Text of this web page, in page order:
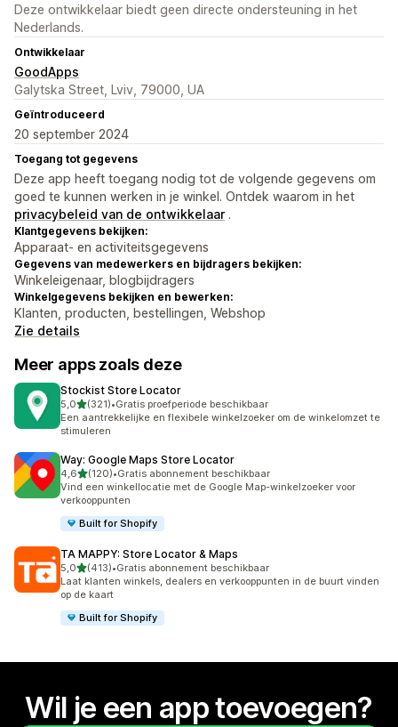
Deze ontwikkelaar biedt geen directe ondersteuning in het
Nederlands.
Ontwikkelaar
GoodApps
Galytska Street, Lviv, 79000, UA
Geïntroduceerd
20 september 2024
Toegang tot gegevens
Deze app heeft toegang nodig tot de volgende gegevens om
goed te kunnen werken in je winkel. Ontdek waarom in het
privacybeleid van de ontwikkelaar .
Klantgegevens bekijken:
Apparaat- en activiteitsgegevens
Gegevens van medewerkers en bijdragers bekijken:
Winkeleigenaar, blogbijdragers
Winkelgegevens bekijken en bewerken:
Klanten, producten, bestellingen, Webshop
Zie details
Meer apps zoals deze
Stockist Store Locator
5,0van 5 sterren
(321)
321 recensies in totaal
•Gratis proefperiode beschikbaar
Een aantrekkelijke en flexibele winkelzoeker om de winkelomzet te
stimuleren
Way: Google Maps Store Locator
4,6van 5 sterren
(120)
120 recensies in totaal
•Gratis abonnement beschikbaar
Vind een winkellocatie met de Google Map-winkelzoeker voor
verkooppunten
Built for Shopify
TA MAPPY: Store Locator & Maps
5,0van 5 sterren
(413)
413 recensies in totaal
•Gratis abonnement beschikbaar
Laat klanten winkels, dealers en verkooppunten in de buurt vinden
op de kaart
Built for Shopify
Wil je een app toevoegen?